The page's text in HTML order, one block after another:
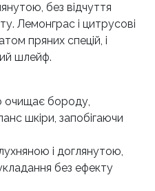
без відчуття
Лемонграс і цитрусові
пряних спецій, і
шлейф.
очищає бороду,
шкіри, запобігаючи
і доглянутою,
без ефекту